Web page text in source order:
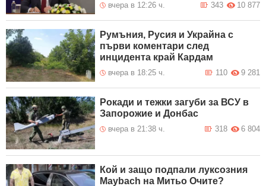
вчера в 12:26 ч. 10 877
343
Румъния, Русия и Украйна с
първи коментари след
инцидента край Кардам
вчера в 18:25 ч. 9 281
110
Рокади и тежки загуби за ВСУ в
Запорожие и Донбас
вчера в 21:38 ч. 6 804
318
Кой и защо подпали луксозния
Maybach на Митьо Очите?